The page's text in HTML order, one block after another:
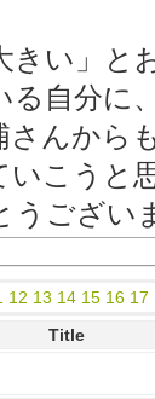
きい」と
る自分に
さんから
いこうと
うござい
12 13 14 15 16 17
Title